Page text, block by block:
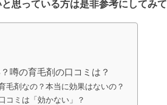
思っている方は是非参考にしてみて
噂の育毛剤の口コミは？
毛剤なの？本当に効果はないの？
コミは「効かない」？